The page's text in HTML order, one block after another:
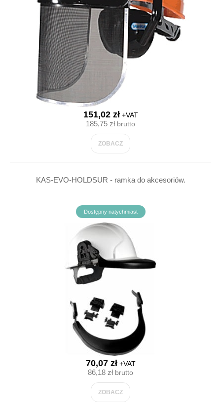
151,02 zł+VAT
185,75 złbrutto
ZOBACZ
KAS-EVO-HOLDSUR - ramka do akcesoriów.
Dostępny natychmiast
70,07 zł+VAT
86,18 złbrutto
ZOBACZ